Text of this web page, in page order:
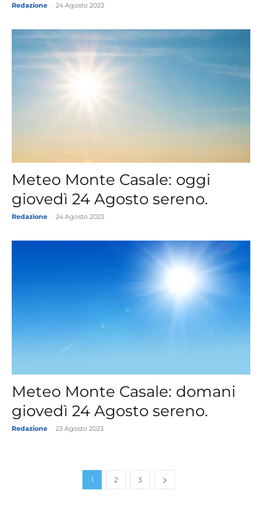
Redazione 24 Agosto 2023
Meteo Monte Casale: oggi
giovedì 24 Agosto sereno.
Redazione 24 Agosto 2023
Meteo Monte Casale: domani
giovedì 24 Agosto sereno.
Redazione 23 Agosto 2023
1 2 3